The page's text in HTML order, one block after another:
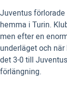
Juventus
hemma i Turin.
men efter en
underläget och
det 3-0 till
förlängning.